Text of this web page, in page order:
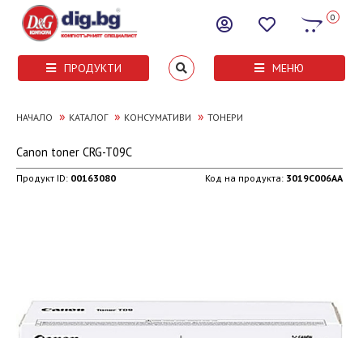
0
ПРОДУКТИ МЕНЮ
НАЧАЛО » КАТАЛОГ » КОНСУМАТИВИ » ТОНЕРИ
Canon toner CRG-T09C
Продукт ID: 00163080 Код на продукта: 3019C006AA